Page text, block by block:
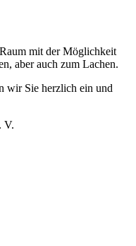
mit der Möglichkeit
aber auch zum Lachen.
wir Sie herzlich ein und
V.